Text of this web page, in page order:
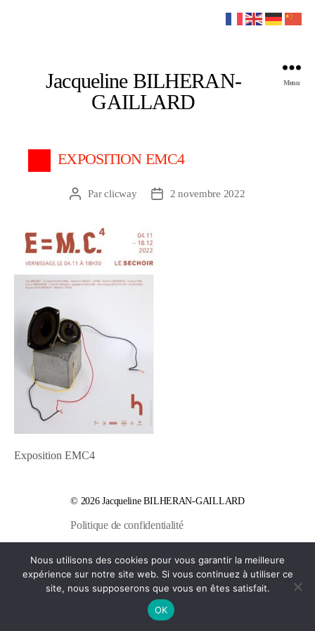
Jacqueline BILHERAN-
GAILLARD
Menu
EXPOSITION EMC4
Auteur
l’article
Parclicway
Date2 novembre 2022
Exposition EMC4
© 2026Jacqueline BILHERAN-GAILLARD
Politique de confidentialité
Nous utilisons des cookies pour vous garantir la meilleure
expérience sur notre site web. Si vous continuez à utiliser ce
site, nous supposerons que vous en êtes satisfait.
OK